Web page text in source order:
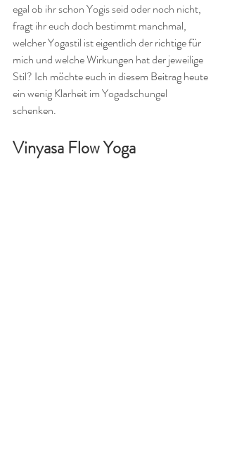
egal ob ihr schon Yogis seid oder noch nicht,
fragt ihr euch doch bestimmt manchmal,
welcher Yogastil ist eigentlich der richtige für
mich und welche Wirkungen hat der jeweilige
Stil? Ich möchte euch in diesem Beitrag heute
ein wenig Klarheit im Yogadschungel
schenken.
Vinyasa Flow Yoga